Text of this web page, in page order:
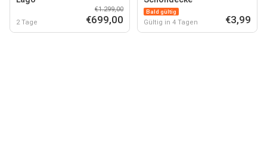
2 Tage
€1.299,00
€699,00
Bald gültig
Gültig in 4 Tagen €3,99